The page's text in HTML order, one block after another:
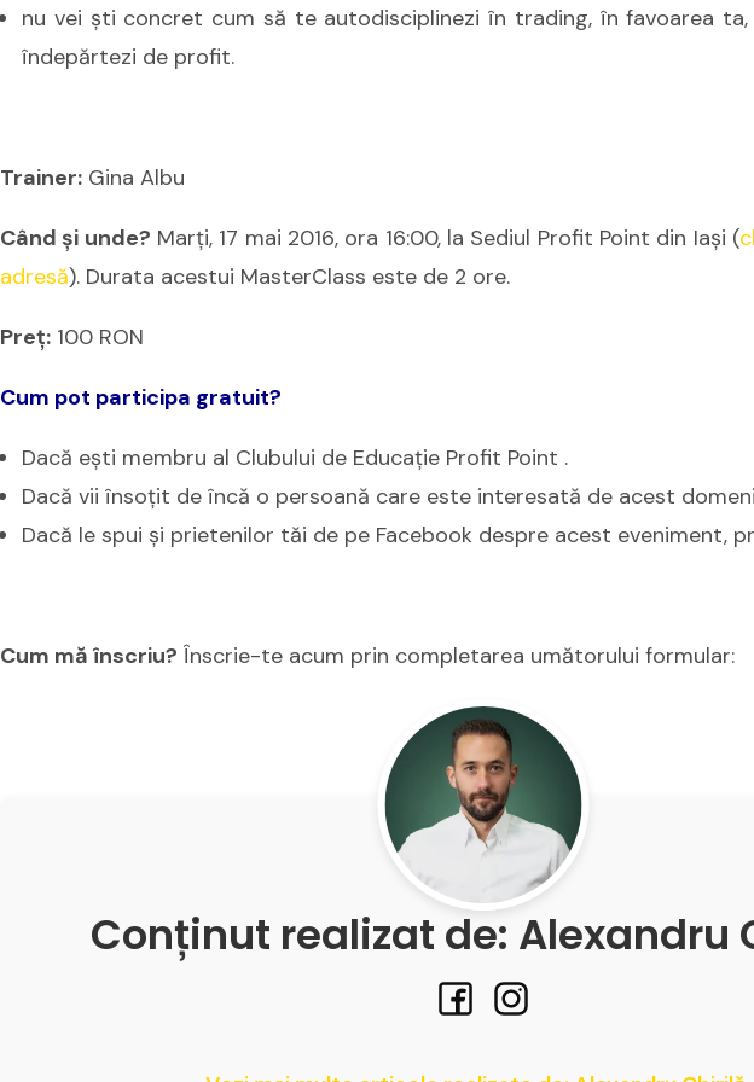
nu vei şti concret cum să te autodisciplinezi în trading, în favoarea
îndepărtezi de profit.
Trainer:Gina Albu
Când şi unde? Marţi, 17 mai 2016, ora 16:00, la Sediul Profit Point din Iaşi (
adresă). Durata acestui MasterClass este de 2 ore.
Preţ:100 RON
Cum pot participa gratuit?
Dacă eşti membru al Clubului de Educaţie Profit Point .
Dacă vii însoţit de încă o persoană care este interesată de acest
Dacă le spui şi prietenilor tăi de pe Facebook despre acest eveniment,
Cum mă înscriu? Înscrie-te acum prin completarea umătorului formular:
Conținut realizat de: Alexandru